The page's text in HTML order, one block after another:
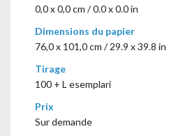
0,0 x 0,0 cm / 0.0 x 0.0 in
Dimensions du papier
76,0 x 101,0 cm / 29.9 x 39.8 in
Tirage
100 + L esemplari
Prix
Sur demande